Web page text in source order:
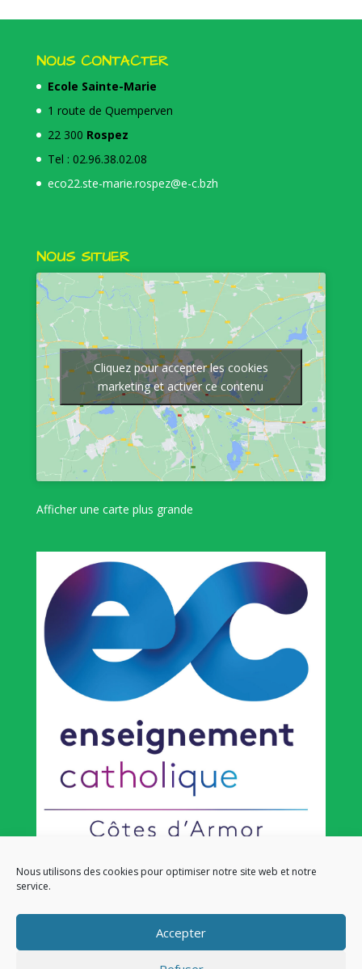
Nous utilisons des cookies pour optimiser notre site web et notre
service.
Accepter
NOUS CONTACTER
Ecole Sainte-Marie
1 route de Quemperven
22 300 Rospez
Tel : 02.96.38.02.08
eco22.ste-marie.rospez@e-c.bzh
NOUS SITUER
Cliquez pour accepter les cookies
marketing et activer ce contenu
Afficher une carte plus grande
NOS LIENS
Lien admin